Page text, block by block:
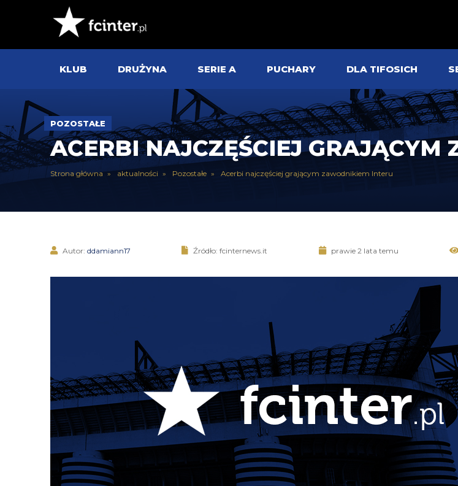
KLUB DRUŻYNA SERIE A PUCHARY DLA TIFOSICH
POZOSTAŁE
ACERBI NAJCZĘŚCIEJ
Strona główna aktualności Pozostałe Acerbi najczęściej grającym zawodnikiem Interu
Autor: ddamiann17 Źródło: fcinternews.it prawie 2 lata temu